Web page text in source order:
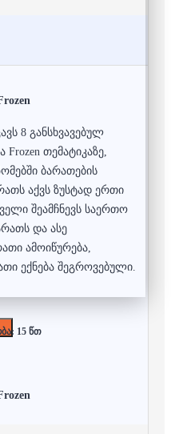
8 განსხვავებულ
Frozen თემატიკაზე,
ბარათების
აქვს ზუსტად ერთი
შეამჩნევს საერთო
და ასე
ამოიწურება,
ექნება შეგროვებული.
15 წთ